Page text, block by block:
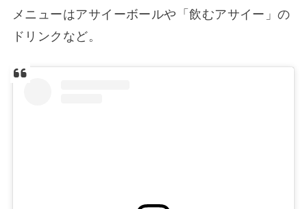
メニューはアサイーボールや「飲むアサイー」の
ドリンクなど。